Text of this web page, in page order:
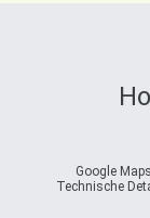
Google
Technische